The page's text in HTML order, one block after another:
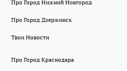
Про Город Нижний Новгород
Про Город Дзержинск
Твои Новости
Про Город Краснодара